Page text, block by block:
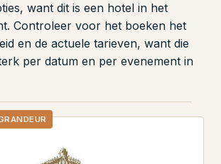
want dit is een hotel in het
Controleer voor het boeken het
en de actuele tarieven, want die
per datum en per evenement in